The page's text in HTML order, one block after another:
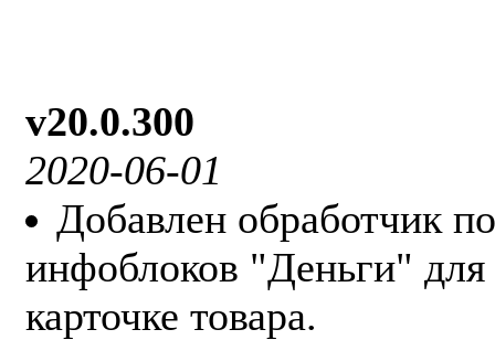
v20.0.300
2020-06-01
Добавлен обработчик
инфоблоков "Деньги" для
карточке товара.